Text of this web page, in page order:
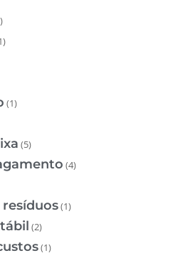
(1)
(5)
(4)
(1)
(2)
(1)